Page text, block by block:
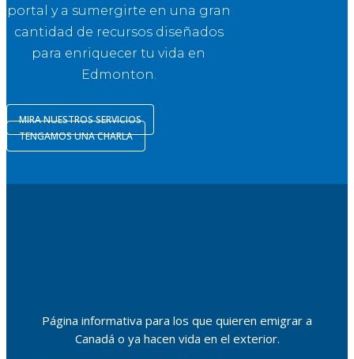
portal y a sumergirte en una gran
cantidad de recursos diseñados
para enriquecer tu vida en
Edmonton.
MIRA NUESTROS SERVICIOS
TENGAMOS UNA CHARLA
Página informativa para los que quieren emigrar a
Canadá o ya hacen vida en el exterior.